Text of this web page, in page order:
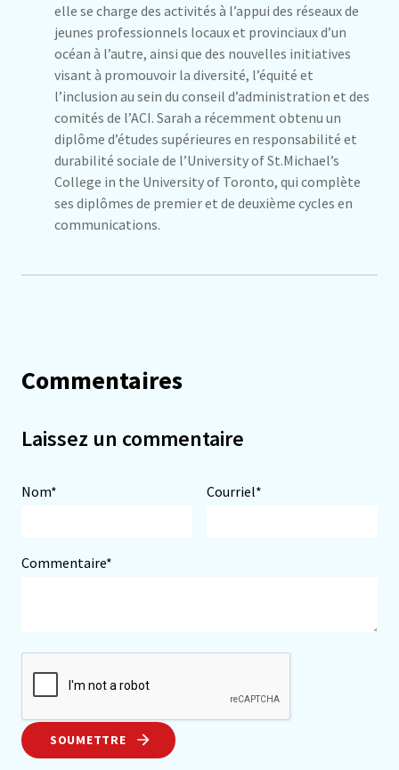
elle se charge des activités à l’appui des réseaux de
jeunes professionnels locaux et provinciaux d’un
océan à l’autre, ainsi que des nouvelles initiatives
visant à promouvoir la diversité, l’équité et
l’inclusion au sein du conseil d’administration et des
comités de l’ACI. Sarah a récemment obtenu un
diplôme d’études supérieures en responsabilité et
durabilité sociale de l’University of St.Michael’s
College in the University of Toronto, qui complète
ses diplômes de premier et de deuxième cycles en
communications.
Commentaires
Laissez un commentaire
Nom* Courriel*
Commentaire*
SOUMETTRE